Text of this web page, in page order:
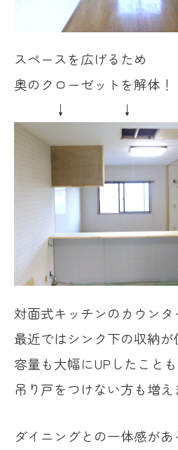
スペースを広げるため
奥のクローゼットを解体！
↓ ↓
対面式キッチンのカウン
最近ではシンク下の収納が
容量も大幅にUPしたことも
吊り戸をつけない方も増え
ダイニングとの一体感があ